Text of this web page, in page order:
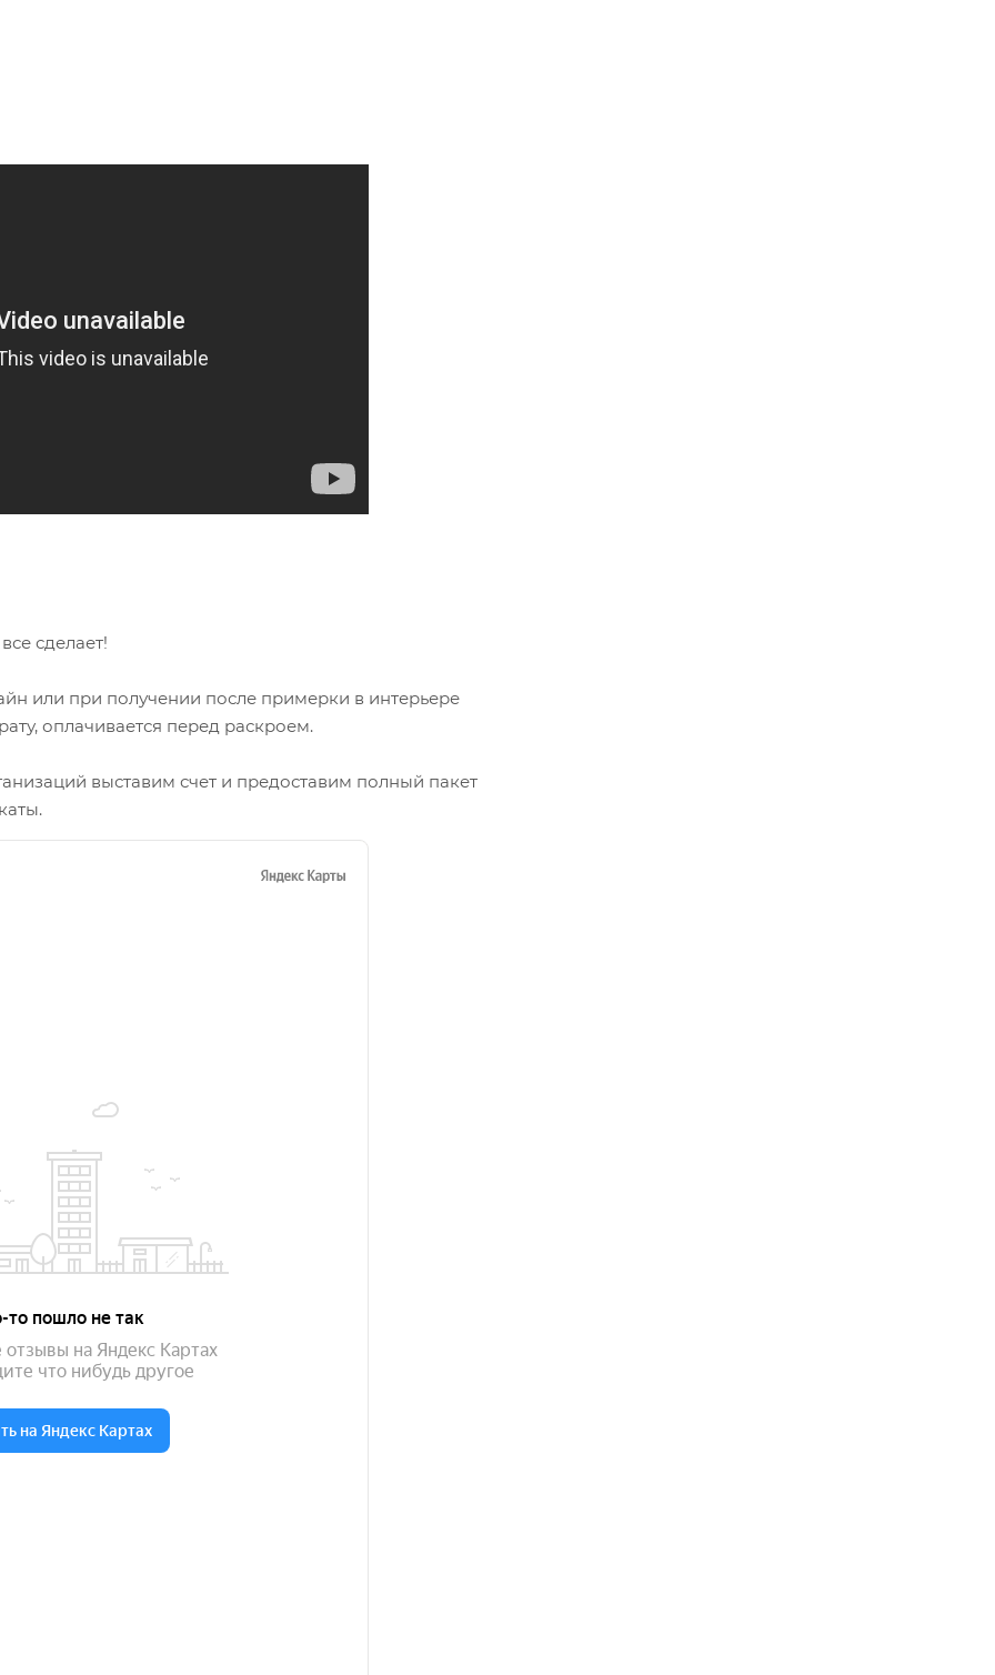
сделает!
или при получении после примерки в интерьере
оплачивается перед раскроем.
выставим счет и предоставим полный пакет